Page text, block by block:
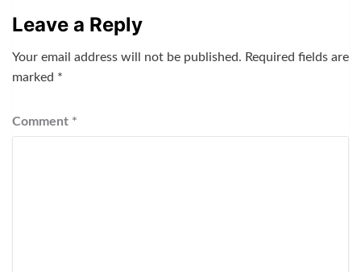
Leave a Reply
Your email address will not be published. Required fields are
marked *
Comment *